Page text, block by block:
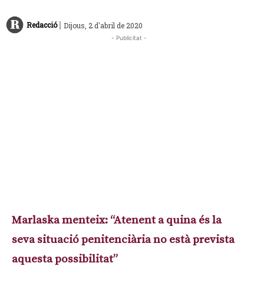
Redacció | Dijous, 2 d'abril de 2020
- Publicitat -
Marlaska menteix: “Atenent a quina és la
seva situació penitenciària no està prevista
aquesta possibilitat”